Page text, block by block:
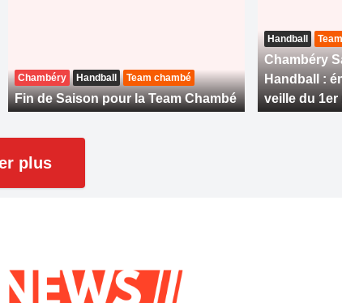
Chambéry Handball Team chambé
Fin de Saison pour la Team Chambé
Handball
Chambéry
Handball :
veille du 1er
plus